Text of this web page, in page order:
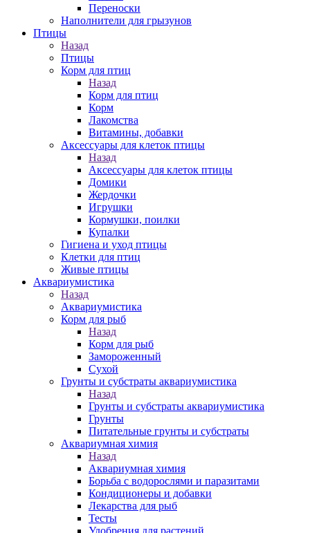
Переноски
Наполнители для грызунов
Птицы
Назад
Птицы
Корм для птиц
Назад
Корм для птиц
Корм
Лакомства
Витамины, добавки
Аксессуары для клеток птицы
Назад
Аксессуары для клеток птицы
Домики
Жердочки
Игрушки
Кормушки, поилки
Купалки
Гигиена и уход птицы
Клетки для птиц
Живые птицы
Аквариумистика
Назад
Аквариумистика
Корм для рыб
Назад
Корм для рыб
Замороженный
Сухой
Грунты и субстраты аквариумистика
Назад
Грунты и субстраты аквариумистика
Грунты
Питательные грунты и субстраты
Аквариумная химия
Назад
Аквариумная химия
Борьба с водорослями и паразитами
Кондиционеры и добавки
Лекарства для рыб
Тесты
Удобрения для растений